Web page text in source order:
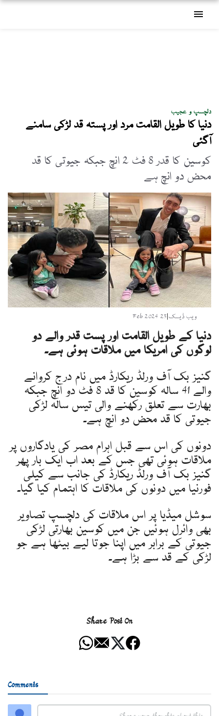
menu
دلچسپ و عجیب
دنیا کا طویل القامت مرد اور پستہ قد لڑکی سامنے
آگئی
کوسین کا قدر 8 فٹ 2 انچ جبکہ جیوتی کا قد
محض دو انچ ہے
ویب ڈیسک 23 Feb 2024
دنیا کے طویل القامت اور پست قدر والے دو
لوگوں کی امریکا میں ملاقات ہوئی ہے۔
گنیز بک آف ورلڈ ریکارڈ میں نام درج کروانے
والے 41 سالہ کوسین کا قد 8 فٹ دو انچ جبکہ
بھارت سے تعلق رکھنے والی تیس سالہ لڑکی
جیوتی کا قد محض دو انچ ہے۔
دونوں کی اس سے قبل اہرام مصر کی یادگاروں پر
ملاقات ہوئی تھی جس کے بعد اب ایک بار پھر
گنیز بک آف ورلڈ ریکارڈ کی جانب سے کیلی
فورنیا میں دونوں کی ملاقات کا اہتمام کیا گیا۔
سوشل میڈیا پر اس ملاقات کی دلچسپ تصاویر
بھی وائرل ہوئیں جن میں کوسین بھارتی لڑکی
جیوتی کے برابر میں اپنا جوتا لیے بیٹھا ہے جو
لڑکی کے قد سے بڑا ہے۔
Share Post On
Comments